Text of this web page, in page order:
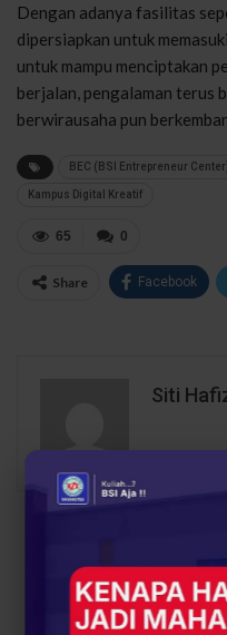
Dengan adanya fasilitas
dipersiapkan untuk
untuk mampu menciptakan
berjalan, pengalaman terus
berwirausaha pun
BEC (BSI Entrepreneur
Kampus Digital Kreatif
0
65
Share Facebook
Siti
Hobi Jadi Peluang
Karier? Kampus Ini
Punya Cara Bikin Skill